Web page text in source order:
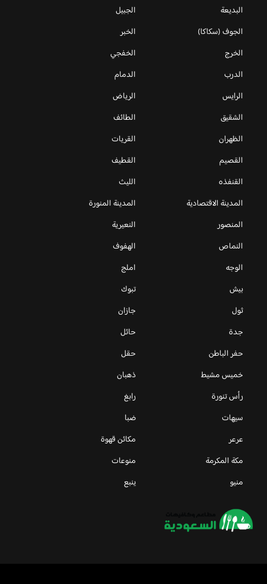
البديعة
الجبيل
الجوف (سكاكا)
الخبر
الخرج
الخفجي
الدرب
الدمام
الرايس
الرياض
الشقيق
الطائف
الظهران
القريات
القصيم
القطيف
القنفذه
الليث
المدينة الاقتصادية
المدينة المنورة
المنصور
النعيرية
النماص
الهفوف
الوجه
املج
بيش
تبوك
ثول
جازان
جدة
حائل
حفر الباطن
حقل
خميس مشيط
ذهبان
رأس تنورة
رابغ
سيهات
ضبا
عرعر
مكائن قهوة
مكة المكرمة
منوعات
منيو
ينبع